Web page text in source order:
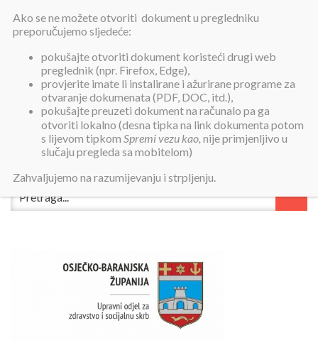
Ako se ne možete otvoriti dokument u pregledniku
preporučujemo sljedeće:
pokušajte otvoriti dokument koristeći drugi web
preglednik (npr. Firefox, Edge),
provjerite imate li instalirane i ažurirane programe za
otvaranje dokumenata (PDF, DOC, itd.),
pokušajte preuzeti dokument na računalo pa ga
otvoriti lokalno (desna tipka na link dokumenta potom
s lijevom tipkom Spremi vezu kao, nije primjenljivo u
slučaju pregleda sa mobitelom)
Zahvaljujemo na razumijevanju i strpljenju.